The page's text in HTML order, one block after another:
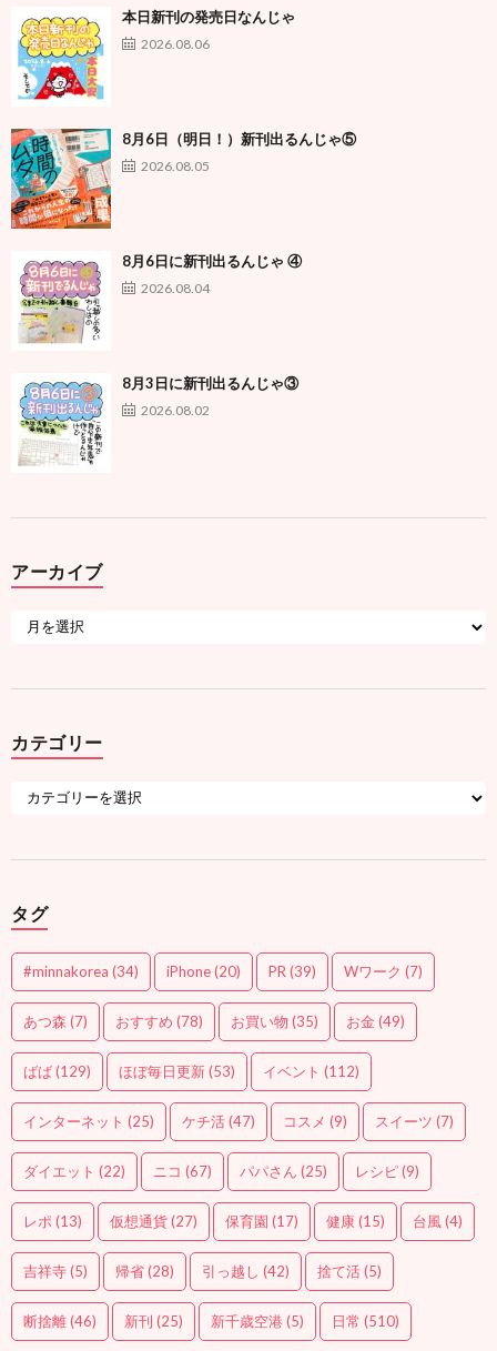
本日新刊の発売日なんじゃ
2026.08.06
8月6日（明日！）新刊出るんじゃ⑤
2026.08.05
8月6日に新刊出るんじゃ ④
2026.08.04
8月3日に新刊出るんじゃ③
2026.08.02
アーカイブ
カテゴリー
タグ
#minnakorea (34) iPhone(20) PR (39) Wワーク (7)
あつ森 (7) おすすめ (78) お買い物 (35) お金 (49)
ばば(129) ほぼ毎日更新(53) イベント (112)
インターネット (25) ケチ活(47) コスメ (9) スイーツ (7)
ダイエット (22) ニコ (67) パパさん (25) レシピ(9)
レポ (13) 仮想通貨(27) 保育園 (17) 健康(15) 台風(4)
吉祥寺(5) 帰省(28) 引っ越し (42) 捨て活(5)
断捨離(46) 新刊 (25) 新千歳空港(5) 日常 (510)